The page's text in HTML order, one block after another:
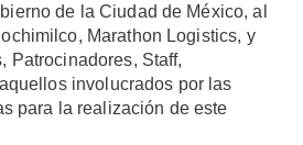
de la Ciudad de México, al
Marathon Logistics, y
Patrocinadores, Staff,
involucrados por las
para la realización de este